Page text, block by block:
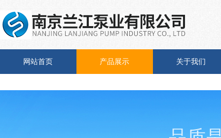
网站首页 产品展示 关于我们